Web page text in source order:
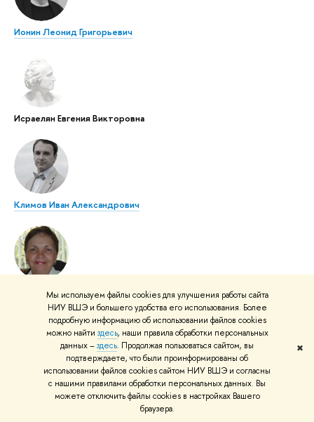
Мы используем файлы cookies для улучшения работы сайта
НИУ ВШЭ и большего удобства его использования. Более
подробную информацию об использовании файлов cookies
можно найти здесь, наши правила обработки персональных
данных –здесь. Продолжая пользоваться сайтом, вы
подтверждаете, что были проинформированы об
использовании файлов cookies сайтом НИУ ВШЭ и согласны
с нашими правилами обработки персональных данных. Вы
можете отключить файлы cookies в настройках Вашего
браузера.
✖
Ионин Леонид Григорьевич
Исраелян Евгения Викторовна
Климов Иван Александрович
Климова Светлана Гавриловна
Ковалева Наталья Васильевна